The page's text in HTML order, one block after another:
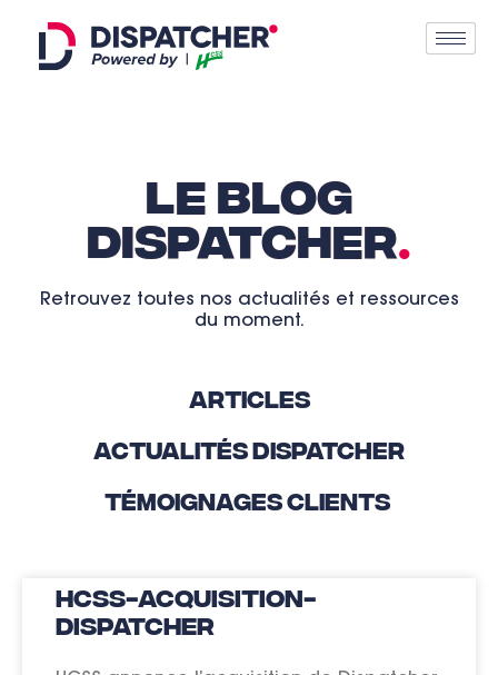
LE BLOG
DISPATCHER.
Retrouvez toutes nos actualités et ressources
du moment.
Articles
Actualités Dispatcher
Témoignages clients
hcss-acquisition-
dispatcher